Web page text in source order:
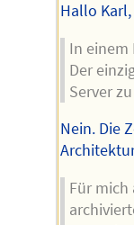
Hallo Karl,
In einem
Der
Server
Nein. Die
Für mich